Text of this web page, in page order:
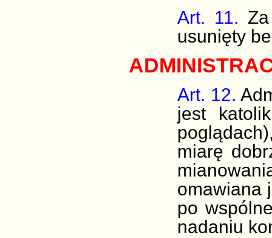
Art. 11.
usunięty
Art. 12.
jest
miarę
omawiana
po
nadaniu